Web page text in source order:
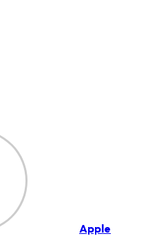
Apple